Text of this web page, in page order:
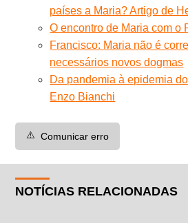
países a Maria? Artigo de
O encontro de Maria com o
Francisco: Maria não é
necessários novos dogmas
Da pandemia à epidemia
Enzo Bianchi
⚠️ Comunicar erro
NOTÍCIAS RELACIONADAS